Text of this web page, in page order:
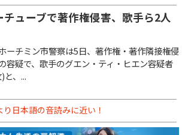
ューブで著作権侵害、歌手ら2人
ーチミン市警察は5日、著作権・著作隣接権侵
容疑で、歌手のグエン・ティ・ヒエン容疑者
と、...
日本語の音読みに近い！